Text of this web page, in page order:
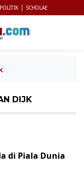
| SCHOLAE
DIJK
di Piala Dunia